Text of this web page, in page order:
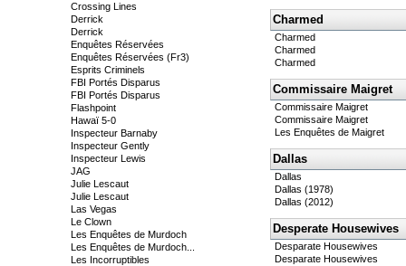
Crossing Lines
Derrick
Derrick
Enquêtes Réservées
Enquêtes Réservées (Fr3)
Esprits Criminels
FBI Portés Disparus
FBI Portés Disparus
Flashpoint
Hawaï 5-0
Inspecteur Barnaby
Inspecteur Gently
Inspecteur Lewis
JAG
Julie Lescaut
Julie Lescaut
Las Vegas
Le Clown
Les Enquêtes de Murdoch
Les Enquêtes de Murdoch...
Les Incorruptibles
Charmed
Charmed
Charmed
Charmed
Commissaire Maigret
Commissaire Maigret
Commissaire Maigret
Les Enquêtes de Maigret
Dallas
Dallas
Dallas (1978)
Dallas (2012)
Desperate Housewives
Desparate Housewives
Desparate Housewives